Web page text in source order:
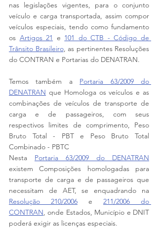
nas legislações vigentes, para o conjunto
veículo e carga transportada, assim compor
veículos especiais, tendo como fundamento
os Artigos 21 e 101 do CTB - Código de
Trânsito Brasileiro, as pertinentes Resoluções
do CONTRAN e Portarias do DENATRAN.
Temos também a Portaria 63/2009 do
DENATRAN que Homologa os veículos e as
combinações de veículos de transporte de
carga e de passageiros, com seus
respectivos limites de comprimento, Peso
Bruto Total - PBT e Peso Bruto Total
Combinado - PBTC
Nesta Portaria 63/2009 do DENATRAN
existem Composições homologadas para
transporte de carga e de passageiros que
Resolução 210/2006 e 211/2006 do
CONTRAN, onde Estados, Município e DNIT
poderá exigir as licenças especiais.